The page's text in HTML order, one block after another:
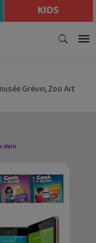
KIDS
Grévin, Zoo Art
mini